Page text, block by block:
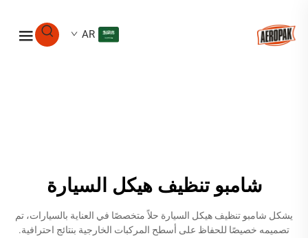
AR
شامبو تنظيف هيكل السيارة
يشكل شامبو تنظيف هيكل السيارة حلاً متخصصًا في العناية بالسيارات، تم
تصميمه خصيصًا للحفاظ على أسطح المركبات الخارجية بنتائج احترافية.